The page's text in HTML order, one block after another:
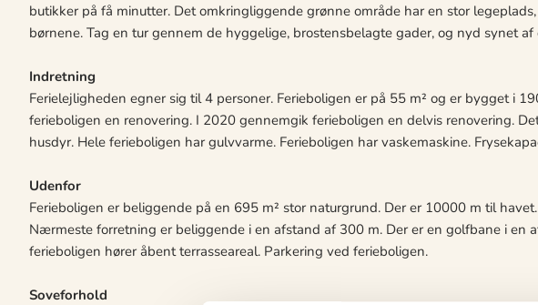
butikker på få minutter. Det omkringliggende grønne område har en stor
børnene. Tag en tur gennem de hyggelige, brostensbelagte gader, og nyd synet af
Indretning
Ferielejligheden egner sig til 4 personer. Ferieboligen er på 55 m² og er bygget i
ferieboligen en renovering. I 2020 gennemgik ferieboligen en delvis renovering.
husdyr. Hele ferieboligen har gulvvarme. Ferieboligen har vaskemaskine.
Udenfor
Ferieboligen er beliggende på en 695 m² stor naturgrund. Der er 10000 m til
Nærmeste forretning er beliggende i en afstand af 300 m. Der er en golfbane i en
ferieboligen hører åbent terrasseareal. Parkering ved ferieboligen.
Soveforhold